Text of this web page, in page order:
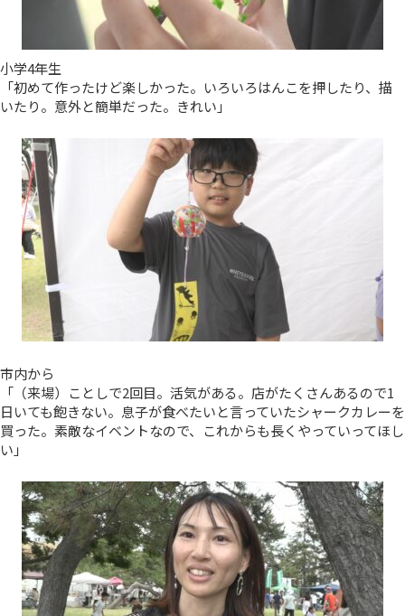
小学4年生
「初めて作ったけど楽しかった。いろいろはんこを押したり、描
いたり。意外と簡単だった。きれい」
市内から
「（来場）ことしで2回目。活気がある。店がたくさんあるので1
日いても飽きない。息子が食べたいと言っていたシャークカレーを
買った。素敵なイベントなので、これからも長くやっていってほし
い」